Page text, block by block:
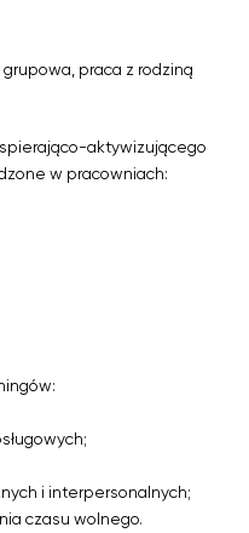
praca z rodziną
aktywizującego
w pracowniach:
i interpersonalnych;
czasu wolnego.